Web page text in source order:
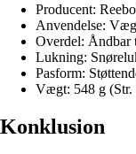
Producent:
Anvendelse:
Overdel: Åndbar
Lukning:
Pasform:
Vægt: 548 g (Str.
Konklusion